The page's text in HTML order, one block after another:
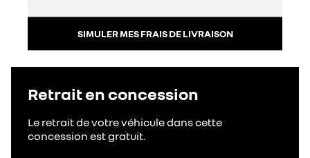
SIMULER MES FRAIS DE LIVRAISON
Retrait en concession
Le retrait de votre véhicule dans cette
concession est gratuit.